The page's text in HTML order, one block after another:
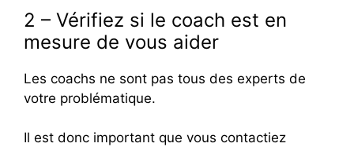
2 – Vérifiez si le coach est en
mesure de vous aider
Les coachs ne sont pas tous des experts de
votre problématique.
Il est donc important que vous contactiez